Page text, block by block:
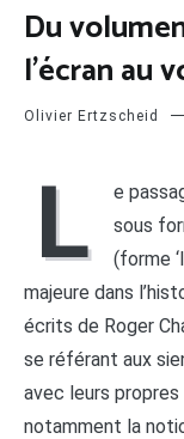
Du
l’écran au
Olivier Ertzscheid
L
e
sous
(forme
majeure dans
écrits de Roger
se référant aux
avec leurs
notamment la